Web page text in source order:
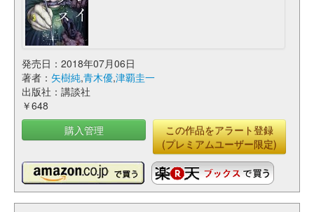
発売日：2018年07月06日
著者： 矢樹純,青木優,津覇圭一
出版社：講談社
￥648
購入管理
この作品をアラート登録
(プレミアムユーザー限定)